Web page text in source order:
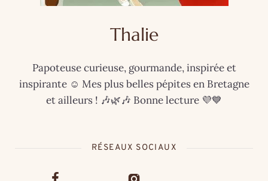
Thalie
Papoteuse curieuse, gourmande, inspirée et
inspirante ☺️ Mes plus belles pépites en Bretagne
et ailleurs ! 🎶🌿🎶 Bonne lecture 💜💙
RÉSEAUX SOCIAUX